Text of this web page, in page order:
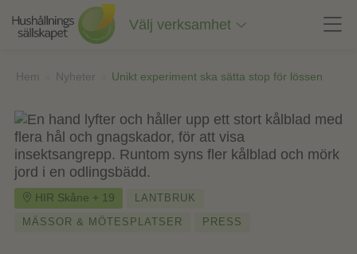
innehåll
Välj verksamhet
Hem Nyheter Unikt experiment ska sätta stop för lössen
HIR Skåne + 19 LANTBRUK
MÄSSOR & MÖTESPLATSER PRESS